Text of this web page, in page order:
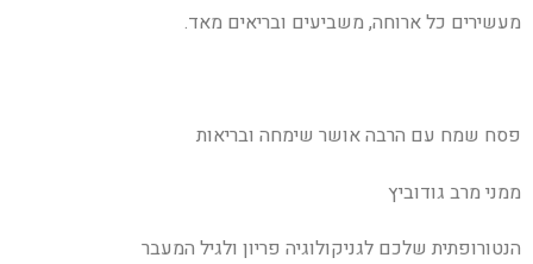
מעשירים כל ארוחה, משביעים ובריאים מאד.
פסח שמח עם הרבה אושר שימחה ובריאות
ממני מרב גודוביץ
הנטורופתית שלכם לגניקולוגיה פריון ולגיל המעבר